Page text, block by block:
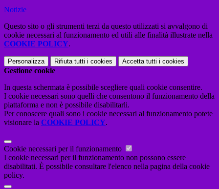
Notizie
Questo sito o gli strumenti terzi da questo utilizzati si avvalgono di
cookie necessari al funzionamento ed utili alle finalità illustrate nella
COOKIE POLICY.
Personalizza Rifiuta tutti i cookies Accetta tutti i cookies
Gestione cookie
In questa schermata è possibile scegliere quali cookie consentire.
I cookie necessari sono quelli che consentono il funzionamento della
piattaforma e non è possibile disabilitarli.
Per conoscere quali sono i cookie necessari al funzionamento potete
visionare la COOKIE POLICY.
Cookie necessari per il funzionamento
I cookie necessari per il funzionamento non possono essere
disabilitati. È possibile consultare l'elenco nella pagina della cookie
policy.